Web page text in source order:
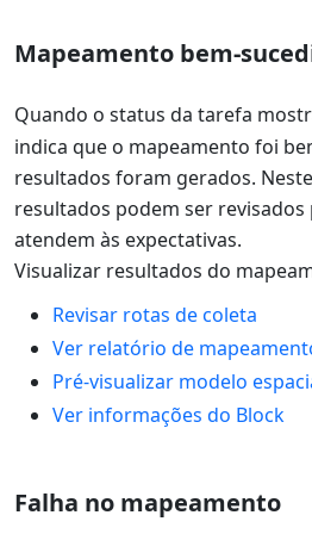
Mapeamento bem-
Quando o status da tarefa
indica que o mapeamento foi
resultados foram gerados.
resultados podem ser
atendem às expectativas.
Visualizar resultados do
Revisar rotas de coleta
Ver relatório de
Pré-visualizar modelo
Ver informações do Block
Falha no mapeamento